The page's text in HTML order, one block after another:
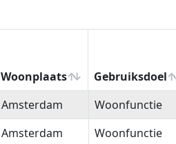
Woonplaats Gebruiksdoel
Woonplaats Gebruiksdoel
Amsterdam Woonfunctie
Amsterdam Woonfunctie